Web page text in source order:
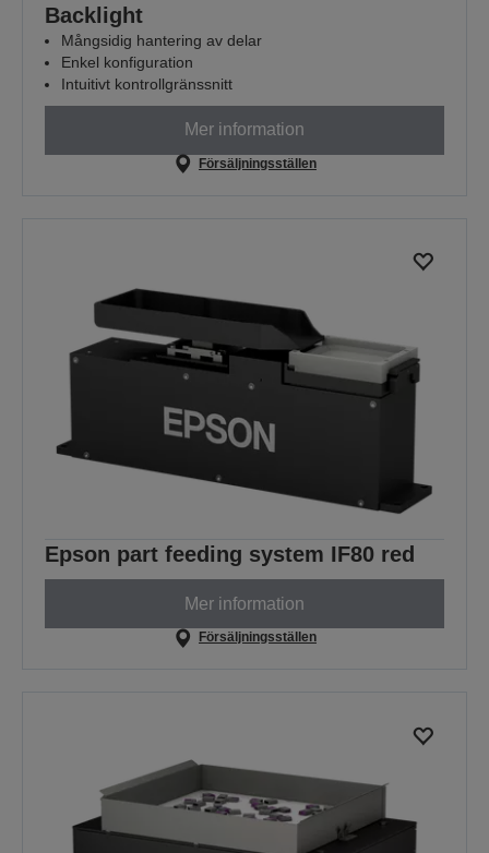
Backlight
Mångsidig hantering av delar
Enkel konfiguration
Intuitivt kontrollgränssnitt
Mer information
Försäljningsställen
Epson part feeding system IF80 red
Mer information
Försäljningsställen